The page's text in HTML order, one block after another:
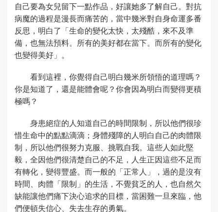
自己要為女兒留下一點作品，好讓她多了解自己。對抗
病魔的過程是漫長而痛苦的，當中幾米對自身命運多番
反思，明白了「生命的變化太快，太殘酷，來不及準
備，也無法預料。所有的美好都在當下。而所有的變化
也變得美好」。
看到這裡，你覺得自己明白幾米所領悟的道理嗎？
你是知道了，還是能體會呢？你會因為明白而變得更積
極嗎？
身患絕症的人知道自己的時間限制，所以他們很珍
惜生命中的點點滴滴；身體殘障的人明白自己的肉體限
制，所以他們很努力克服、挑戰自我。這些人如此堅
毅，全因他們很清楚自己的不足，人生正因這些不足而
有轉化，變得豐盛。而一般的「正常人」，過的是沒有
時間、肉體「限制」的生活，不覺貧乏的人，也自然欠
缺能讓他們痛下決心追求的目標，當困難一旦來臨，他
們便頓失信心、失去生存的勇氣。